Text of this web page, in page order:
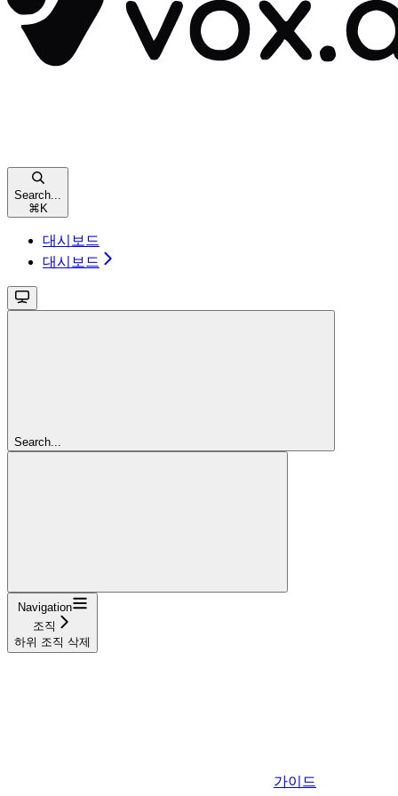
Search...
⌘ K
대시보드
대시보드
Search...
Navigation
조직
하위 조직 삭제
가이드